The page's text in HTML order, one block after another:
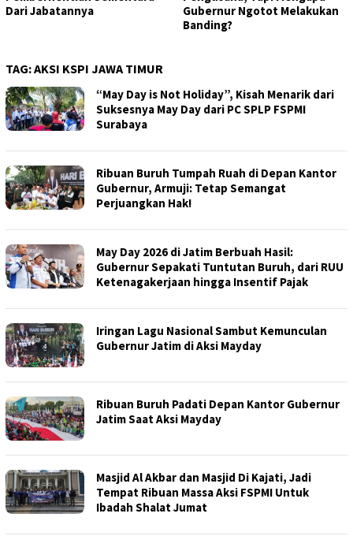
Dari Jabatannya
Gubernur Ngotot Melakukan
Banding?
TAG:AKSI KSPI JAWA TIMUR
“May Day is Not Holiday”, Kisah Menarik dari
Suksesnya May Day dari PC SPLP FSPMI
Surabaya
Ribuan Buruh Tumpah Ruah di Depan Kantor
Gubernur, Armuji: Tetap Semangat
Perjuangkan Hak!
May Day 2026 di Jatim Berbuah Hasil:
Gubernur Sepakati Tuntutan Buruh, dari RUU
Ketenagakerjaan hingga Insentif Pajak
Iringan Lagu Nasional Sambut Kemunculan
Gubernur Jatim di Aksi Mayday
Ribuan Buruh Padati Depan Kantor Gubernur
Jatim Saat Aksi Mayday
Masjid Al Akbar dan Masjid Di Kajati, Jadi
Tempat Ribuan Massa Aksi FSPMI Untuk
Ibadah Shalat Jumat